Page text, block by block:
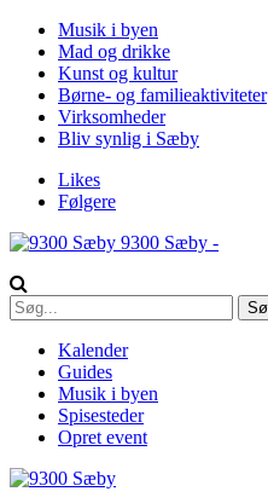
Musik i byen
Mad og drikke
Kunst og kultur
Børne- og familieaktiviteter
Virksomheder
Bliv synlig i Sæby
Likes
Følgere
9300 Sæby -
Kalender
Guides
Musik i byen
Spisesteder
Opret event